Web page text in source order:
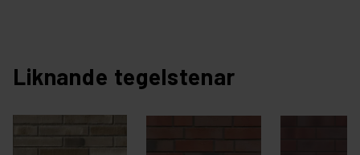
Liknande tegelstenar